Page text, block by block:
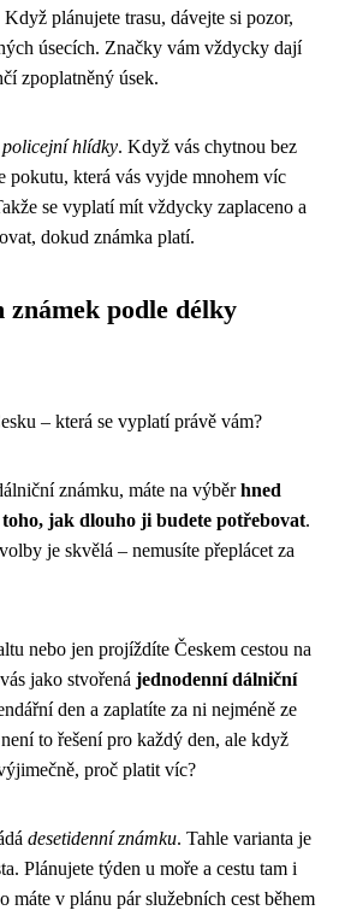
plánujete trasu, dávejte si pozor,
úsecích. Značky vám vždycky dají
zpoplatněný úsek.
hlídky. Když vás chytnou bez
pokutu, která vás vyjde mnohem víc
se vyplatí mít vždycky zaplaceno a
dokud známka platí.
podle délky
– která se vyplatí právě vám?
známku, máte na výběrhned
jak dlouho ji budete potřebovat.
je skvělá – nemusíte přeplácet za
nebo jen projíždíte Českem cestou na
jako stvořená jednodenní dálniční
den a zaplatíte za ni nejméně ze
to řešení pro každý den, ale když
proč platit víc?
desetidenní známku. Tahle varianta je
Plánujete týden u moře a cestu tam i
máte v plánu pár služebních cest během